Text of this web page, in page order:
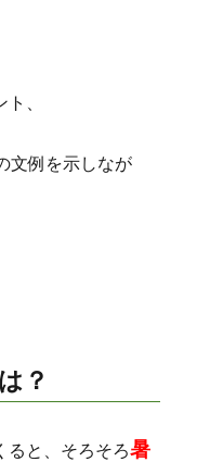
、
文例を示しなが
？
ると、そろそろ暑